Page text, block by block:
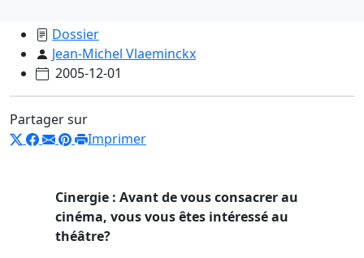
Dossier
Jean-Michel Vlaeminckx
2005-12-01
Partager sur
Imprimer
Cinergie : Avant de vous consacrer au
cinéma, vous vous êtes intéressé au
théâtre?